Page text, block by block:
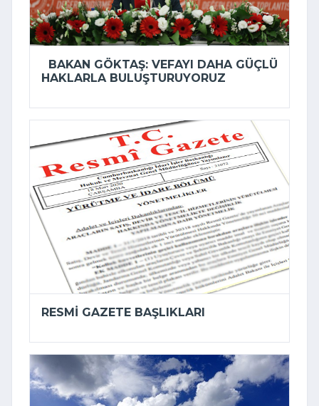
BAKAN GÖKTAŞ: VEFAYI DAHA GÜÇLÜ
HAKLARLA BULUŞTURUYORUZ
RESMI GAZETE BAŞLIKLARI